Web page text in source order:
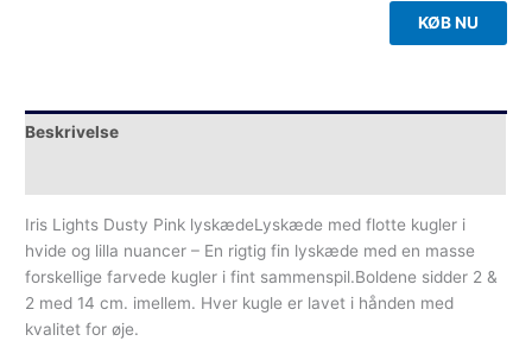
KØB NU
Beskrivelse
Iris Lights Dusty Pink lyskædeLyskæde med flotte kugler i
hvide og lilla nuancer – En rigtig fin lyskæde med en masse
forskellige farvede kugler i fint sammenspil.Boldene sidder 2 &
2 med 14 cm. imellem. Hver kugle er lavet i hånden med
kvalitet for øje.